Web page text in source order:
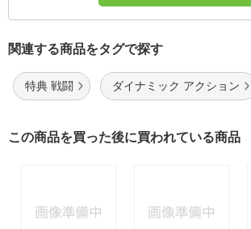
関連する商品をタグで探す
特典 戦闘 ダイナミック アクション
この商品を買った後に買われている商品